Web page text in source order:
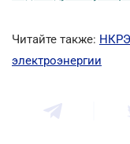
Читайте также:
электроэнергии